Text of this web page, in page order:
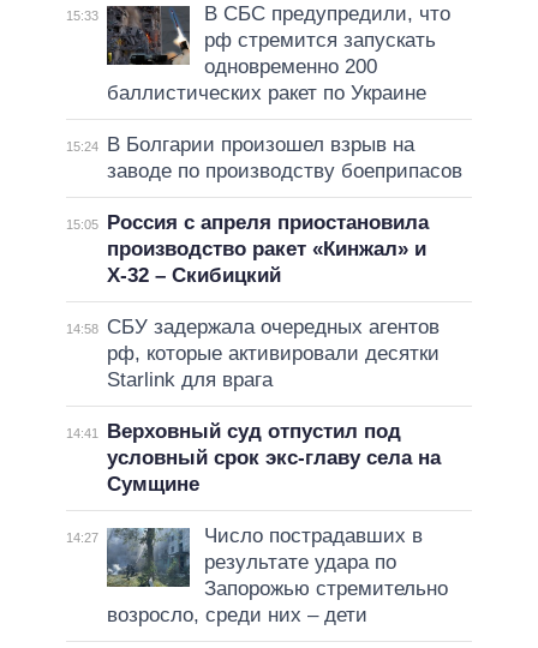
15:33
В СБС предупредили, что
рф стремится запускать
одновременно 200
баллистических ракет по Украине
15:24
В Болгарии произошел взрыв на
заводе по производству боеприпасов
15:05
Россия с апреля приостановила
производство ракет «Кинжал» и
Х-32 – Скибицкий
14:58
СБУ задержала очередных агентов
рф, которые активировали десятки
Starlink для врага
14:41
Верховный суд отпустил под
условный срок экс-главу села на
Сумщине
14:27
Число пострадавших в
результате удара по
Запорожью стремительно
возросло, среди них – дети